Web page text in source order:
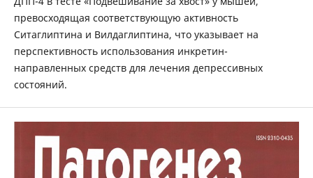
превосходящая соответствующую активность
Ситаглиптина и Вилдаглиптина, что указывает на
перспективность использования инкретин-
направленных средств для лечения депрессивных
состояний.